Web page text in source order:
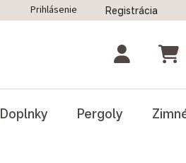
Odstúpenie od zmluvy
Prihlásenie Registrácia
Doplnky Pergoly